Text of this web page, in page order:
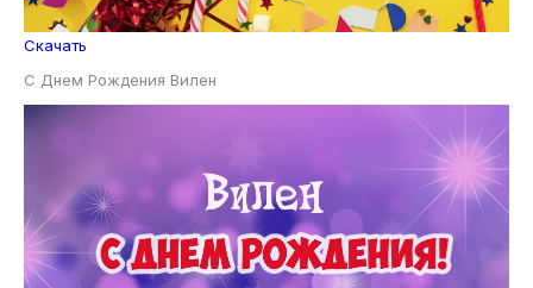
Скачать
С Днем Рождения Вилен